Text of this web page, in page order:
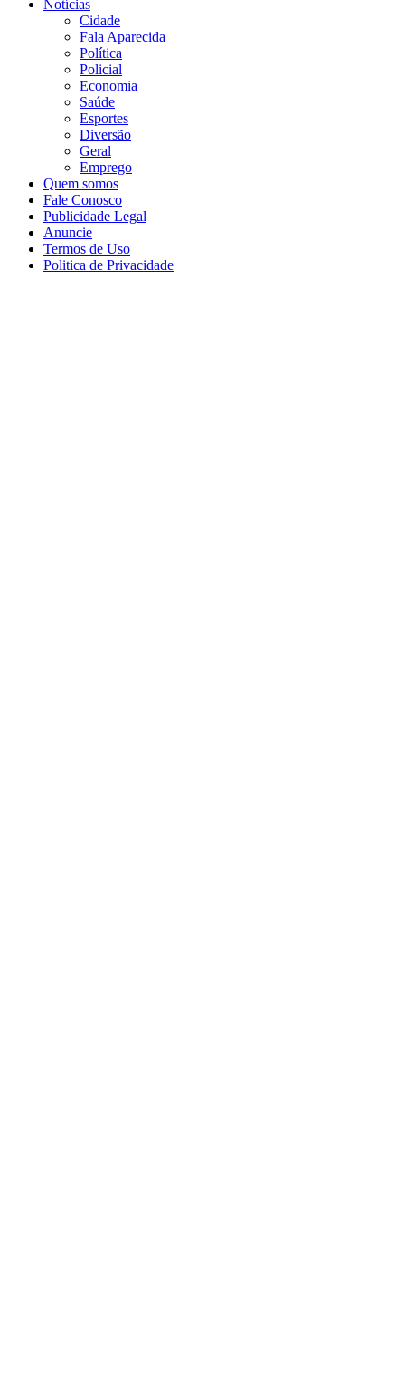
Notícias
Cidade
Fala Aparecida
Política
Policial
Economia
Saúde
Esportes
Diversão
Geral
Emprego
Quem somos
Fale Conosco
Publicidade Legal
Anuncie
Termos de Uso
Politica de Privacidade